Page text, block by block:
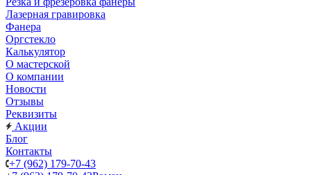
Лазерная гравировка
Фанера
Орг­стек­ло
Калькулятор
О мастерской
О компании
Новости
Отзывы
Реквизиты
Акции
Блог
Контакты
+7 (962) 179-70-43